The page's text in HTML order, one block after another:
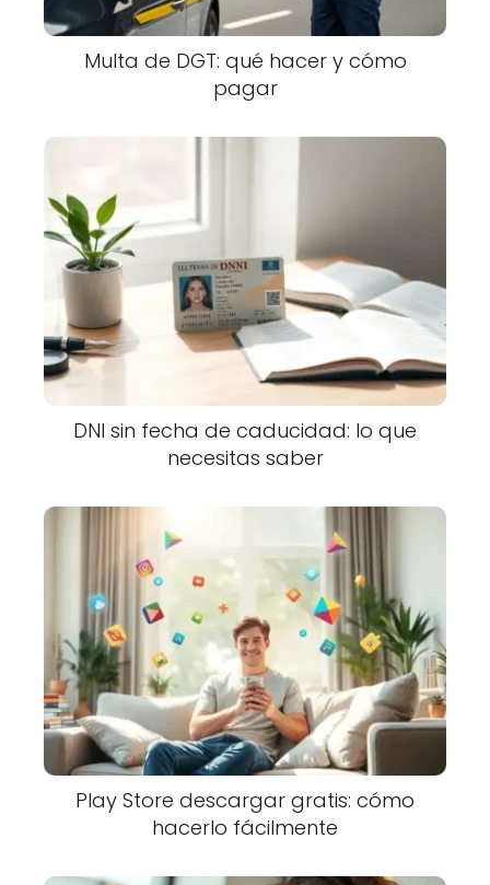
Multa de DGT: qué hacer y cómo
pagar
DNI sin fecha de caducidad: lo que
necesitas saber
Play Store descargar gratis: cómo
hacerlo fácilmente